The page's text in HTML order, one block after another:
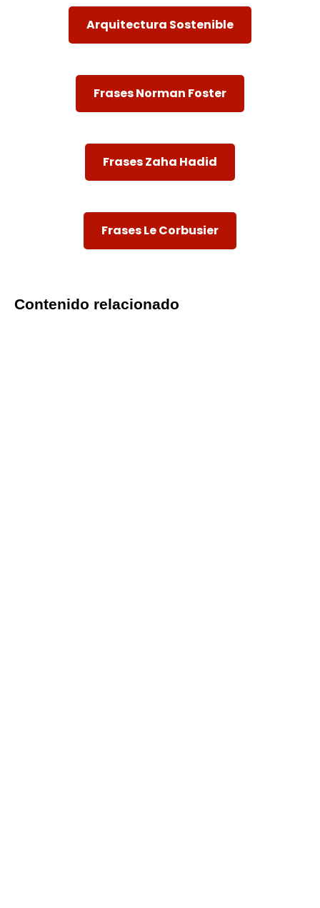
Arquitectura Sostenible
Frases Norman Foster
Frases Zaha Hadid
Frases Le Corbusier
Contenido relacionado